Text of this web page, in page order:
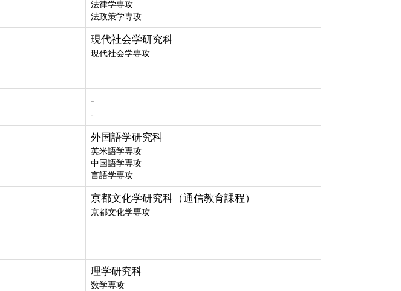
法律学専攻
法政策学専攻
現代社会学研究科
現代社会学専攻
-
-
外国語学研究科
英米語学専攻
中国語学専攻
言語学専攻
京都文化学研究科（通信教育課程）
京都文化学専攻
理学研究科
数学専攻